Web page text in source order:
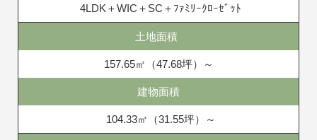
4LDK＋WIC＋SC＋ﾌｧﾐﾘｰｸﾛｰｾﾞｯﾄ
土地面積
157.65㎡（47.68坪）～
建物面積
104.33㎡（31.55坪）～